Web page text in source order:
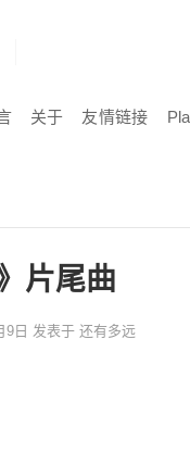
关于 友情链接
片尾曲
9日 发表于 还有多远